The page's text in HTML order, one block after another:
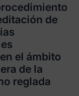
de
el ámbito
de la
reglada